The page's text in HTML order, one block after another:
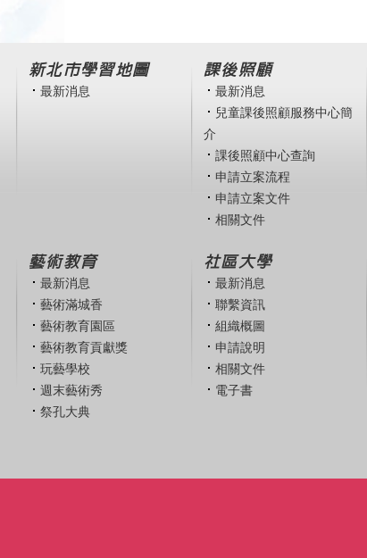
新北市學習地圖
最新消息
課後照顧
最新消息
兒童課後照顧服務中心簡
介
課後照顧中心查詢
申請立案流程
申請立案文件
相關文件
藝術教育
最新消息
藝術滿城香
藝術教育園區
藝術教育貢獻獎
玩藝學校
週末藝術秀
祭孔大典
社區大學
最新消息
聯繫資訊
組織概圖
申請說明
相關文件
電子書